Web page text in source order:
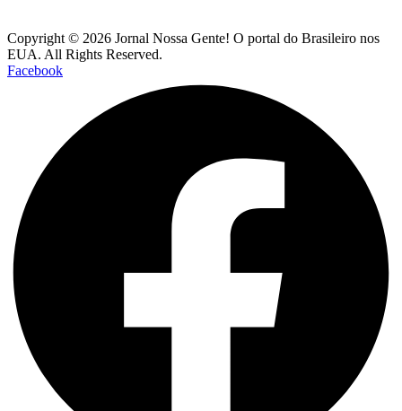
Copyright © 2026 Jornal Nossa Gente! O portal do Brasileiro nos
EUA. All Rights Reserved.
Facebook